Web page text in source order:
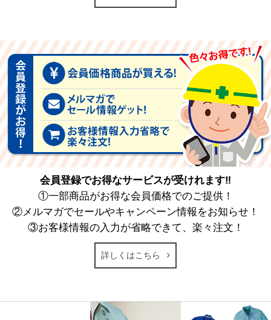
会員登録でお得なサービスが受けれます‼
①一部商品がお得な会員価格でのご提供！
②メルマガでセールやキャンペーン情報をお知らせ！
③お客様情報の入力が省略できて、楽々注文！
詳しくはこちら